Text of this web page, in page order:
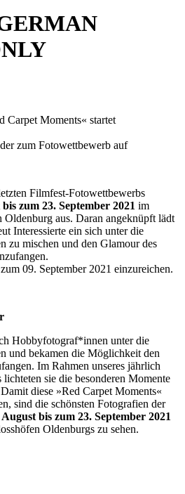
Carpet Moments« startet
zum Fotowettbewerb auf
Filmfest-Fotowettbewerbs
zum 23. September 2021 im
Oldenburg aus. Daran angeknüpft lädt
Interessierte ein sich unter die
zu mischen und den Glamour des
09. September 2021 einzureichen.
Hobbyfotograf*innen unter die
und bekamen die Möglichkeit den
Im Rahmen unseres jährlich
sie die besonderen Momente
diese »Red Carpet Moments«
sind die schönsten Fotografien der
August bis zum 23. September 2021
Oldenburgs zu sehen.